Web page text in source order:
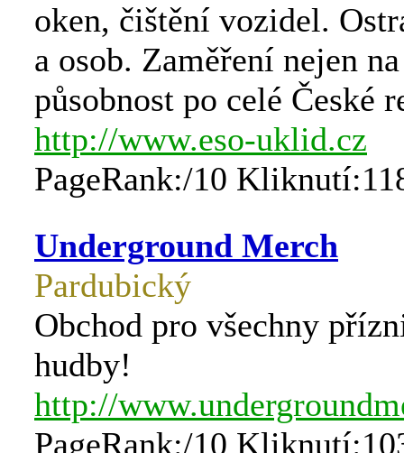
oken, čištění vozidel.
a osob. Zaměření nejen
působnost po celé České
http://www.eso-uklid.cz
PageRank:/10
Underground Merch
Pardubický
Obchod pro všechny
hudby!
http://
PageRank:/10